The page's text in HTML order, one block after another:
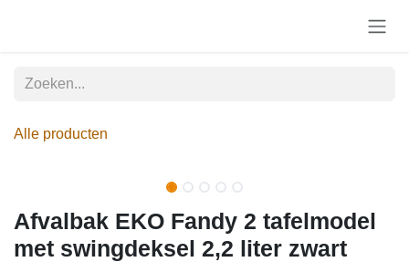
Alle producten
Afvalbak EKO Fandy 2 tafelmodel
met swingdeksel 2,2 liter zwart